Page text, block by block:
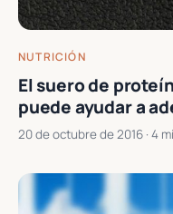
NUTRICIÓN
El suero de
puede ayudar a
20 de octubre de 2016 · 4